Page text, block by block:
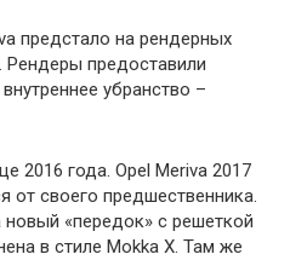
предстало на рендерных
предоставили
убранство –
2016 года. Opel Meriva 2017
от своего предшественника.
«передок» с решеткой
в стиле Mokka X. Там же